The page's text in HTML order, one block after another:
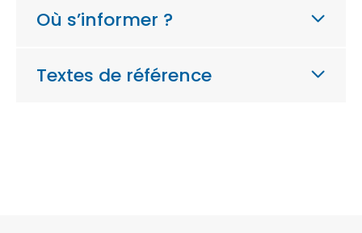
Où s’informer ?
Textes de référence